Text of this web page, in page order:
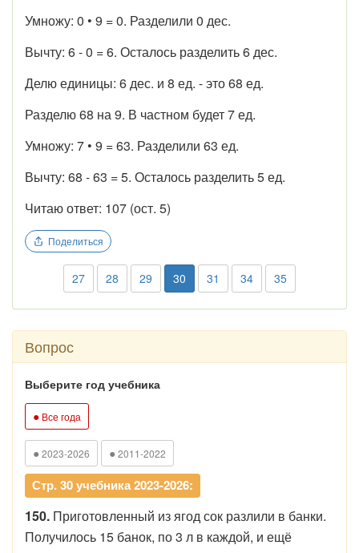
Умножу: 0 • 9 = 0. Разделили 0 дес.
Вычту: 6 - 0 = 6. Осталось разделить 6 дес.
Делю единицы: 6 дес. и 8 ед. - это 68 ед.
Разделю 68 на 9. В частном будет 7 ед.
Умножу: 7 • 9 = 63. Разделили 63 ед.
Вычту: 68 - 63 = 5. Осталось разделить 5 ед.
Читаю ответ: 107 (ост. 5)
Поделиться
27 28 29 30 31 34 35
Вопрос
Выберите год учебника
● Все года
● 2023-2026 ● 2011-2022
Стр. 30 учебника 2023-2026:
150. Приготовленный из ягод сок разлили в банки.
Получилось 15 банок, по 3 л в каждой, и ещё